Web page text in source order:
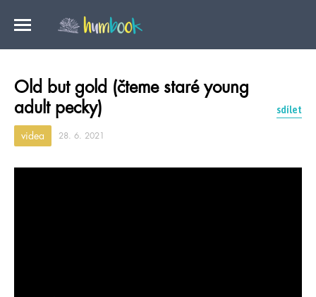
Old but gold (čteme staré young
adult pecky)
sdílet
videa 28. 6. 2021